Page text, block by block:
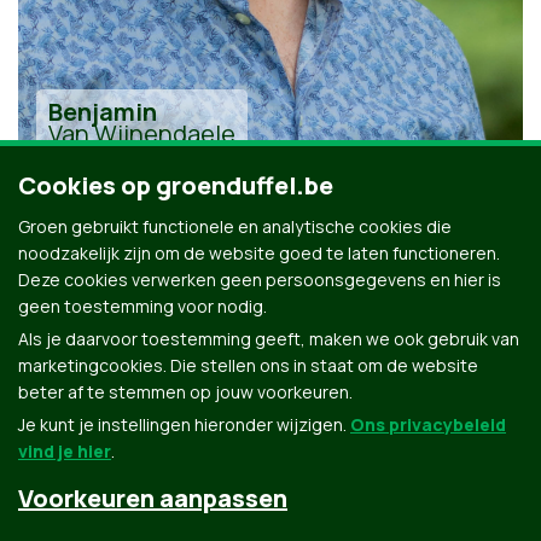
Benjamin
Van Wijnendaele
Alle kandidaten uit Duffel
Groen.be
Cookies op groenduffel.be
Groen gebruikt functionele en analytische cookies die
noodzakelijk zijn om de website goed te laten functioneren.
Deze cookies verwerken geen persoonsgegevens en hier is
geen toestemming voor nodig.
Als je daarvoor toestemming geeft, maken we ook gebruik van
marketingcookies. Die stellen ons in staat om de website
beter af te stemmen op jouw voorkeuren.
Je kunt je instellingen hieronder wijzigen. Ons privacybeleid
vind je hier.
Voorkeuren aanpassen